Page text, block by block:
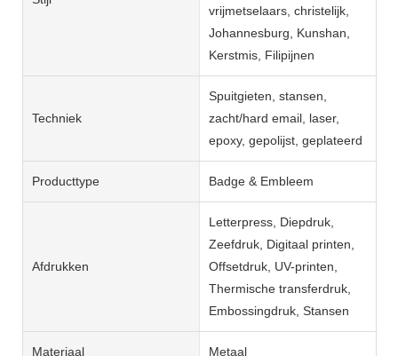
vrijmetselaars, christelijk,
Johannesburg, Kunshan,
Kerstmis, Filipijnen
Techniek
Spuitgieten, stansen,
zacht/hard email, laser,
epoxy, gepolijst, geplateerd
Producttype Badge & Embleem
Afdrukken
Letterpress, Diepdruk,
Zeefdruk, Digitaal printen,
Offsetdruk, UV-printen,
Thermische transferdruk,
Embossingdruk, Stansen
Materiaal Metaal